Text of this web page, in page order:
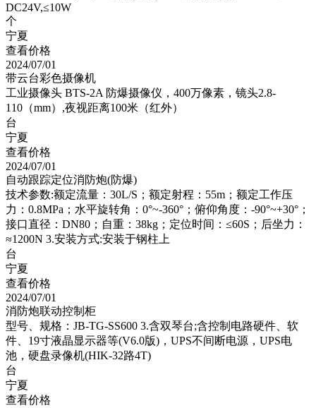
DC24V,≤10W
个
宁夏
查看价格
2024/07/01
带云台彩色摄像机
工业摄像头 BTS-2A 防爆摄像仪，400万像素，镜头2.8-
110（mm）,夜视距离100米（红外）
台
宁夏
查看价格
2024/07/01
自动跟踪定位消防炮(防爆)
技术参数:额定流量：30L/S；额定射程：55m；额定工作压
力：0.8MPa；水平旋转角：0°~-360°；俯仰角度：-90°~+30°；
接口直径：DN80；自重：38kg；定位时间：≤60S；后坐力：
≈1200N 3.安装方式:安装于钢柱上
台
宁夏
查看价格
2024/07/01
消防炮联动控制柜
型号、规格：JB-TG-SS600 3.含双琴台;含控制电路硬件、软
件、19寸液晶显示器等(V6.0版)，UPS不间断电源，UPS电
池，硬盘录像机(HIK-32路4T)
台
宁夏
查看价格